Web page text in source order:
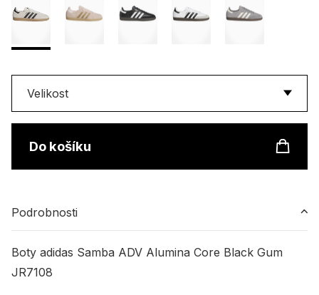
Velikost
do košíku
Podrobnosti
Boty adidas Samba ADV Alumina Core Black Gum
JR7108